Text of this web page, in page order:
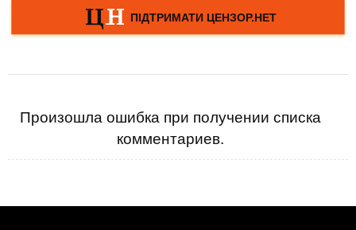
Произошла ошибка при получении списка
комментариев.